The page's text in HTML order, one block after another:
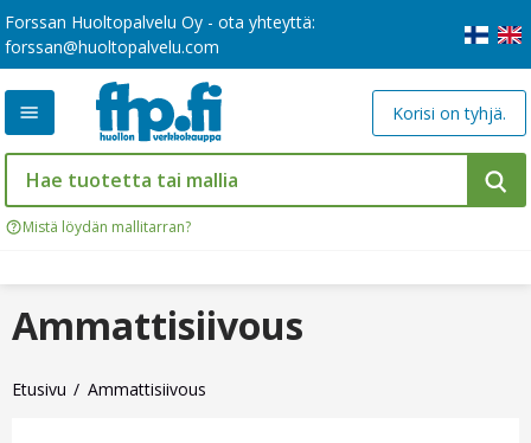
Forssan Huoltopalvelu Oy - ota yhteyttä:
forssan@huoltopalvelu.com
Mistä löydän mallitarran?
Korisi on tyhjä.
Etusivu Ammattisiivous
Ammattisiivous